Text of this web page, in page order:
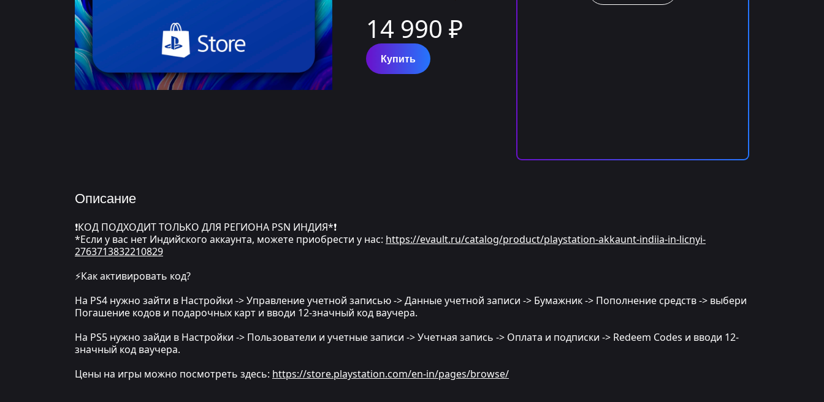
14 990 ₽
Купить
Описание
❗КОД ПОДХОДИТ ТОЛЬКО ДЛЯ РЕГИОНА PSN ИНДИЯ*❗
*Если у вас нет Индийского аккаунта, можете приобрести у нас: https://evault.ru/catalog/product/playstation-akkaunt-indiia-in-licnyi-
2763713832210829
⚡Как активировать код?
На PS4 нужно зайти в Настройки -> Управление учетной записью -> Данные учетной записи -> Бумажник -> Пополнение средств -> выбери
Погашение кодов и подарочных карт и вводи 12-значный код ваучера.
На PS5 нужно зайди в Настройки -> Пользователи и учетные записи -> Учетная запись -> Оплата и подписки -> Redeem Codes и вводи 12-
значный код ваучера.
Цены на игры можно посмотреть здесь: https://store.playstation.com/en-in/pages/browse/